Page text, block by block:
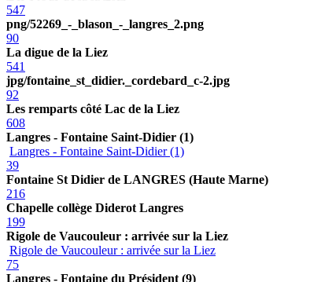
547
png/52269_-_blason_-_langres_2.png
90
La digue de la Liez
541
jpg/fontaine_st_didier._cordebard_c-2.jpg
92
Les remparts côté Lac de la Liez
608
Langres - Fontaine Saint-Didier (1)
Langres - Fontaine Saint-Didier (1)
39
Fontaine St Didier de LANGRES (Haute Marne)
216
Chapelle collège Diderot Langres
199
Rigole de Vaucouleur : arrivée sur la Liez
Rigole de Vaucouleur : arrivée sur la Liez
75
Langres - Fontaine du Président (9)